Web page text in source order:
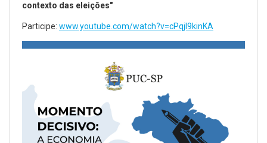
contexto das eleições"
Participe: www.youtube.com/watch?v=cPqjI9kinKA